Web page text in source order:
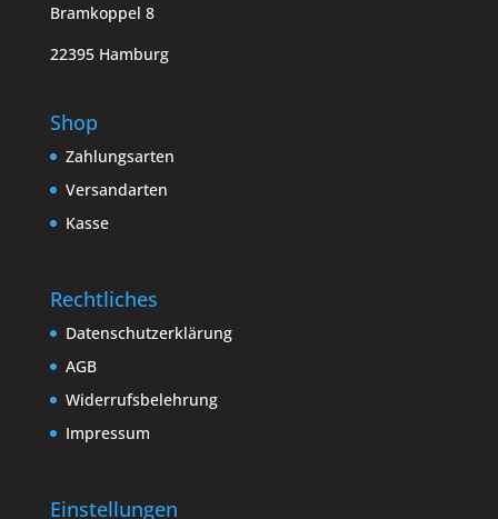
Bramkoppel 8
22395 Hamburg
Shop
Zahlungsarten
Versandarten
Kasse
Rechtliches
Datenschutzerklärung
AGB
Widerrufsbelehrung
Impressum
Einstellungen